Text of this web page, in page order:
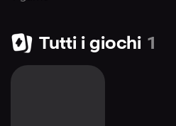
Tutti i giochi 1